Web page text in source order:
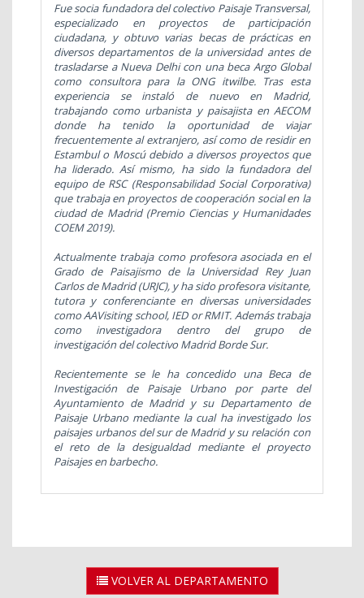
Fue socia fundadora del colectivo Paisaje Transversal,
especializado en proyectos de participación
ciudadana, y obtuvo varias becas de prácticas en
diversos departamentos de la universidad antes de
trasladarse a Nueva Delhi con una beca Argo Global
como consultora para la ONG itwilbe. Tras esta
experiencia se instaló de nuevo en Madrid,
trabajando como urbanista y paisajista en AECOM
donde ha tenido la oportunidad de viajar
frecuentemente al extranjero, así como de residir en
Estambul o Moscú debido a diversos proyectos que
ha liderado. Así mismo, ha sido la fundadora del
equipo de RSC (Responsabilidad Social Corporativa)
que trabaja en proyectos de cooperación social en la
ciudad de Madrid (Premio Ciencias y Humanidades
COEM 2019).
Actualmente trabaja como profesora asociada en el
Grado de Paisajismo de la Universidad Rey Juan
Carlos de Madrid (URJC), y ha sido profesora visitante,
tutora y conferenciante en diversas universidades
como AAVisiting school, IED or RMIT. Además trabaja
como investigadora dentro del grupo de
investigación del colectivo Madrid Borde Sur.
Recientemente se le ha concedido una Beca de
Investigación de Paisaje Urbano por parte del
Ayuntamiento de Madrid y su Departamento de
Paisaje Urbano mediante la cual ha investigado los
paisajes urbanos del sur de Madrid y su relación con
el reto de la desigualdad mediante el proyecto
Paisajes en barbecho.
VOLVER AL DEPARTAMENTO